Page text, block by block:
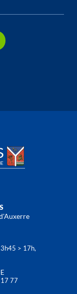
> 17h,
77